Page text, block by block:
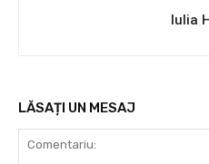
Iulia
LĂSAȚI UN MESAJ